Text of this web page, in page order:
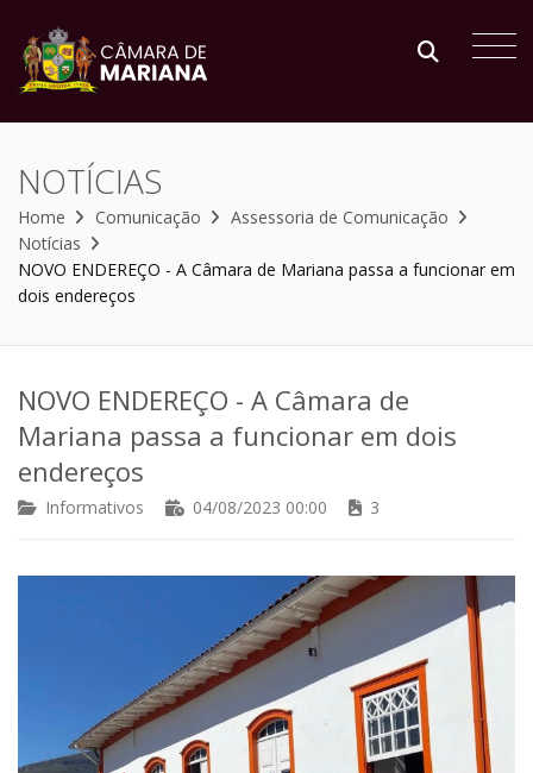
NOTÍCIAS
Home Comunicação
Assessoria de Comunicação
Notícias
NOVO ENDEREÇO - A Câmara de Mariana passa a funcionar em
dois endereços
NOVO ENDEREÇO - A Câmara de
Mariana passa a funcionar em dois
endereços
Informativos 04/08/2023 00:00 3